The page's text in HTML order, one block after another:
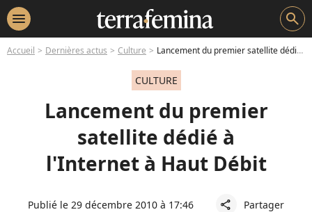
menu search
Accueil Dernières actus Culture Lancement du premier satellite dédié à l'Internet à Haut Débit
CULTURE
Lancement du premier
satellite dédié à
l'Internet à Haut Débit
Publié le 29 décembre 2010 à 17:46 share Partager